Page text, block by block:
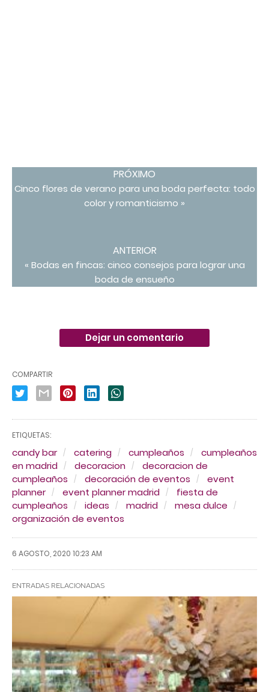
PRÓXIMO
Cinco flores de verano para una boda perfecta: todo
color y romanticismo »
ANTERIOR
« Bodas en fincas: cinco consejos para lograr una
boda de ensueño
Dejar un comentario
COMPARTIR
ETIQUETAS:
candy bar catering cumpleaños
cumpleaños
en madrid
decoracion
decoracion de
cumpleaños
decoración de eventos
event
planner
event planner madrid
fiesta de
cumpleaños
ideas madrid
mesa dulce
organización de eventos
6 AGOSTO, 2020 10:23 AM
ENTRADAS RELACIONADAS